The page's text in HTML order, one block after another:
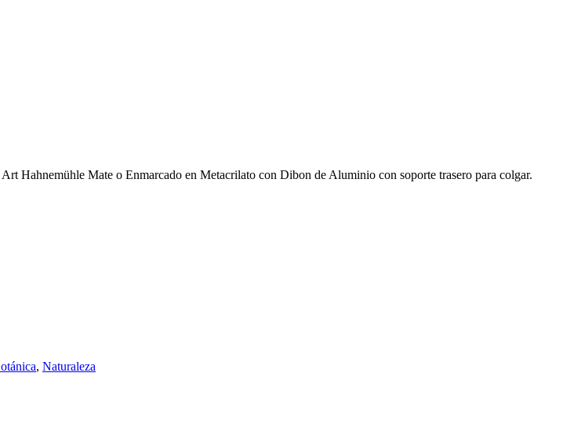
Hahnemühle Mate o Enmarcado en Metacrilato con Dibon de Aluminio con soporte trasero para colgar.
, Naturaleza